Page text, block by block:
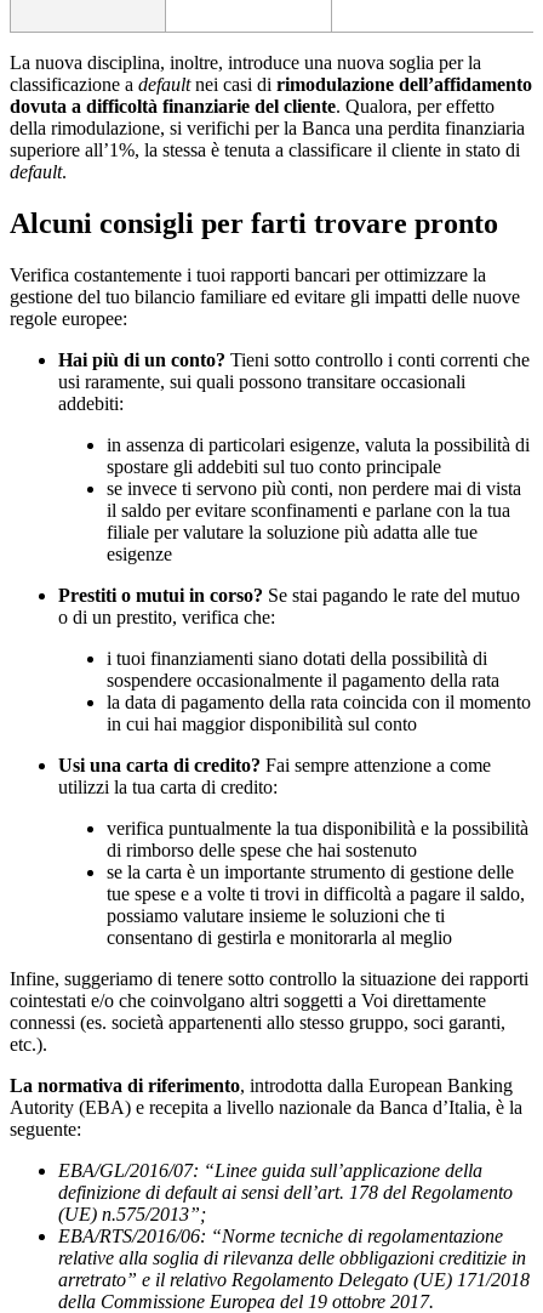
La nuova disciplina, inoltre, introduce una nuova soglia per la
classificazione a defaultnei casi di rimodulazione dell’affidamento
dovuta a difficoltà finanziarie del cliente. Qualora, per effetto
della rimodulazione, si verifichi per la Banca una perdita finanziaria
superiore all’1%, la stessa è tenuta a classificare il cliente in stato di
default.
Alcuni consigli per farti trovare pronto
Verifica costantemente i tuoi rapporti bancari per ottimizzare la
gestione del tuo bilancio familiare ed evitare gli impatti delle nuove
regole europee:
Hai più di un conto? Tieni sotto controllo i conti correnti che
usi raramente, sui quali possono transitare occasionali
addebiti:
in assenza di particolari esigenze, valuta la possibilità di
spostare gli addebiti sul tuo conto principale
se invece ti servono più conti, non perdere mai di vista
il saldo per evitare sconfinamenti e parlane con la tua
filiale per valutare la soluzione più adatta alle tue
esigenze
Prestiti o mutui in corso? Se stai pagando le rate del mutuo
o di un prestito, verifica che:
i tuoi finanziamenti siano dotati della possibilità di
sospendere occasionalmente il pagamento della rata
la data di pagamento della rata coincida con il momento
in cui hai maggior disponibilità sul conto
Usi una carta di credito? Fai sempre attenzione a come
utilizzi la tua carta di credito:
verifica puntualmente la tua disponibilità e la possibilità
di rimborso delle spese che hai sostenuto
se la carta è un importante strumento di gestione delle
tue spese e a volte ti trovi in difficoltà a pagare il saldo,
possiamo valutare insieme le soluzioni che ti
consentano di gestirla e monitorarla al meglio
Infine, suggeriamo di tenere sotto controllo la situazione dei rapporti
cointestati e/o che coinvolgano altri soggetti a Voi direttamente
connessi (es. società appartenenti allo stesso gruppo, soci garanti,
etc.).
La normativa di riferimento, introdotta dalla European Banking
Autority (EBA) e recepita a livello nazionale da Banca d’Italia, è la
seguente:
EBA/GL/2016/07: “Linee guida sull’applicazione della
definizione di default ai sensi dell’art. 178 del Regolamento
(UE) n.575/2013”;
EBA/RTS/2016/06: “Norme tecniche di regolamentazione
relative alla soglia di rilevanza delle obbligazioni creditizie in
arretrato” e il relativo Regolamento Delegato (UE) 171/2018
della Commissione Europea del 19 ottobre 2017.